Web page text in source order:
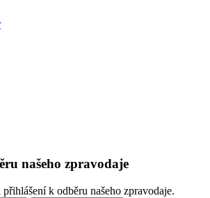
našeho zpravodaje
k odběru našeho zpravodaje.